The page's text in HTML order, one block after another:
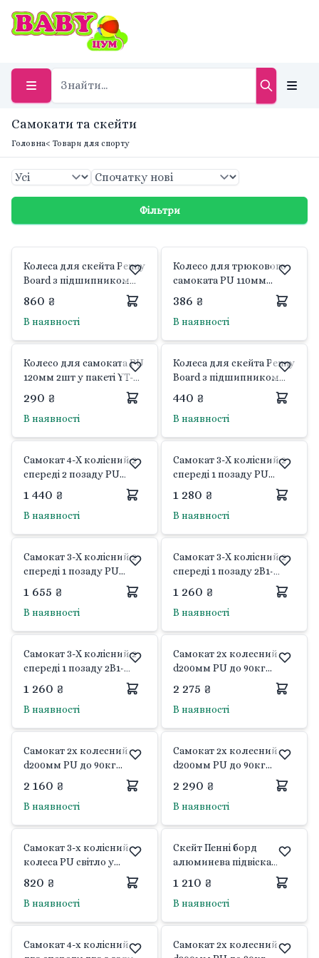
Самокати та скейти
Головна< Товари для спорту
Фільтри
Колеса для скейта Penny
Board з підшипником
60*45мм у пакеті SK-485
Китай
860 ₴
В наявності
Колесо для трюкового
самоката PU 110мм
Scooter 9604/110 Китай
386 ₴
В наявності
Колесо для самоката PU
120мм 2шт у пакеті YT-
290 ₴
В наявності
Колеса для скейта Penny
Board з підшипником
4шт рожеві 60*45мм SK-
0189 Китай
440 ₴
В наявності
Самокат 4-Х колісний 2
спереді 2 позаду PU
складається SC25124
Scooter
1 440 ₴
В наявності
Самокат 3-Х колісний 2
спереді 1 позаду PU
складається SC818
Extreme
1 280 ₴
В наявності
Самокат 3-Х колісний 2
спереді 1 позаду PU
складається SC817
Extreme
1 655 ₴
В наявності
Самокат 3-Х колісний 2
спереді 1 позаду 2В1-
колеса EVA рожевий
SC823 Extreme
1 260 ₴
В наявності
Самокат 3-Х колісний 2
спереді 1 позаду 2В1-
колеса EVA
помаранчевий SC825
1 260 ₴
В наявності
Самокат 2х колесний
d200мм PU до 90кг
2 275 ₴
В наявності
Самокат 2х колесний
d200мм PU до 90кг
2 160 ₴
В наявності
Самокат 2х колесний
d200мм PU до 90кг
2 290 ₴
В наявності
Самокат 3-х колісний
колеса PU світло у
коробці LS2118 Китай
820 ₴
В наявності
Cкейт Пенні борд
алюминєва підвіска
світяться SC25136 Китай
1 210 ₴
В наявності
Самокат 4-х колісний
Самокат 2х колесний